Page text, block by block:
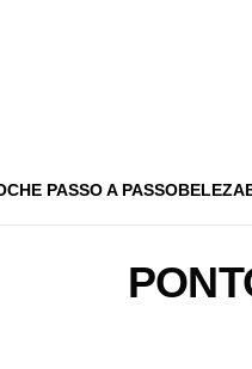
PASSO A PASSOBELEZA